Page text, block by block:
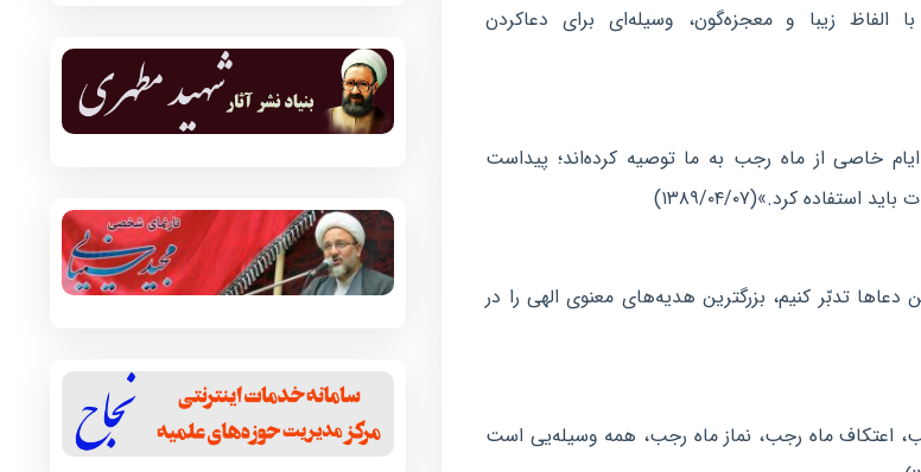
زیبا و معجزه‌گون، وسیله‌ای برای دعاکردن
خاصی از ماه رجب به ما توصیه کرده‌اند؛ پیداست
کرد.»(۱۳۸۹/۰۴/۰۷)
تدبّر کنیم، بزرگترین هدیه‌های معنوی الهی را در
اعتکاف ماه رجب، نماز ماه رجب، همه وسیله‌یی است